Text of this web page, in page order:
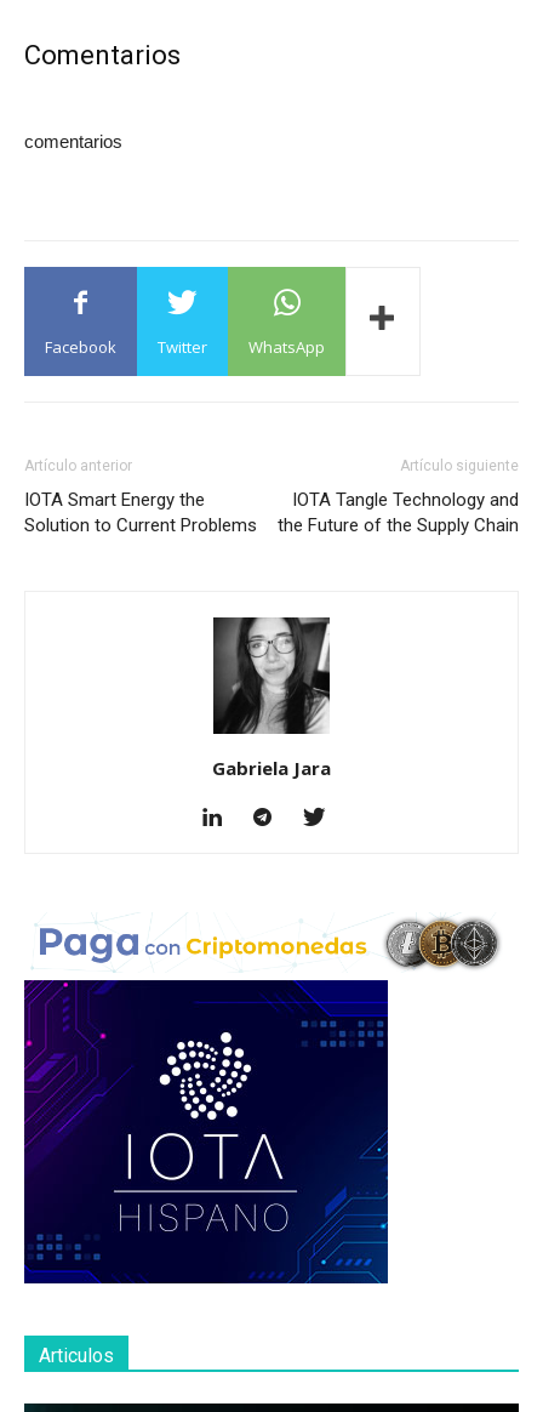
Comentarios
comentarios
Facebook Twitter WhatsApp
Artículo anterior
IOTA Smart Energy the
Solution to Current Problems
Artículo siguiente
IOTA Tangle Technology and
the Future of the Supply Chain
Gabriela Jara
Articulos